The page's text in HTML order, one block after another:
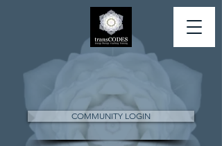
COMMUNITY LOGIN